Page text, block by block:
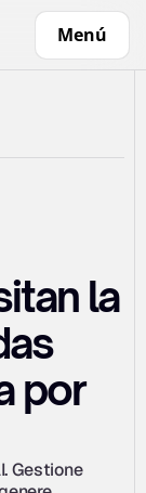
Menú
la
por
Gestione